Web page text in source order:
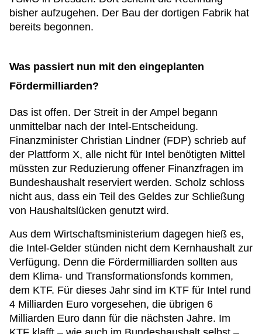
bisher aufzugehen. Der Bau der dortigen Fabrik hat
bereits begonnen.
Was passiert nun mit den eingeplanten
Fördermilliarden?
Das ist offen. Der Streit in der Ampel begann
unmittelbar nach der Intel-Entscheidung.
Finanzminister Christian Lindner (FDP) schrieb auf
der Plattform X, alle nicht für Intel benötigten Mittel
müssten zur Reduzierung offener Finanzfragen im
Bundeshaushalt reserviert werden. Scholz schloss
nicht aus, dass ein Teil des Geldes zur Schließung
von Haushaltslücken genutzt wird.
Aus dem Wirtschaftsministerium dagegen hieß es,
die Intel-Gelder stünden nicht dem Kernhaushalt zur
Verfügung. Denn die Fördermilliarden sollten aus
dem Klima- und Transformationsfonds kommen,
dem KTF. Für dieses Jahr sind im KTF für Intel rund
4 Milliarden Euro vorgesehen, die übrigen 6
Milliarden Euro dann für die nächsten Jahre. Im